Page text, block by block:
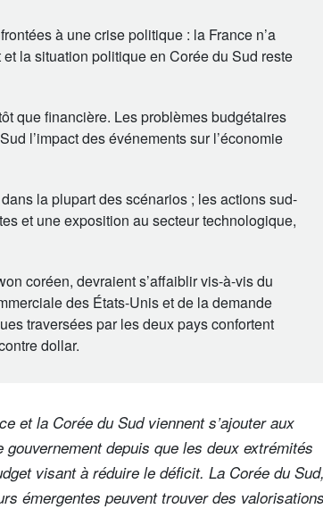
à une crise politique : la France n’a
la situation politique en Corée du Sud reste
que financière. Les problèmes budgétaires
l’impact des événements sur l’économie
la plupart des scénarios ; les actions sud-
et une exposition au secteur technologique,
coréen, devraient s’affaiblir vis-à-vis du
des États-Unis et de la demande
traversées par les deux pays confortent
dollar.
et la Corée du Sud viennent s’ajouter aux
depuis que les deux extrémités
visant à réduire le déficit. La Corée du Sud,
émergentes peuvent trouver des valorisations